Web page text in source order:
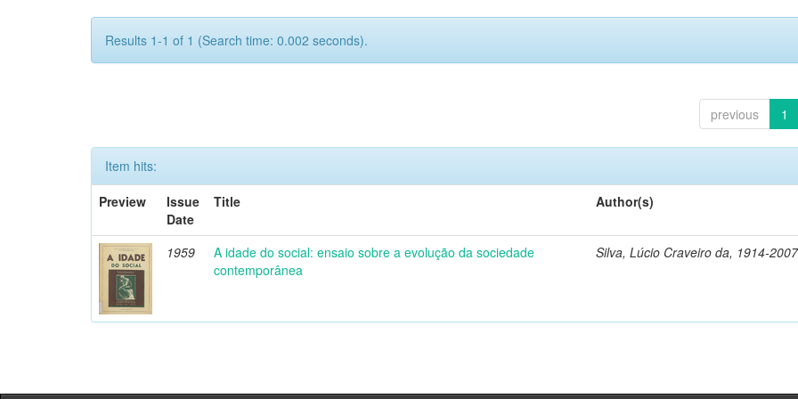
Results 1-1 of 1 (Search time: 0.002 seconds).
previous 1
Item hits:
Preview
Issue
Date
Title Author(s)
1959
A idade do social: ensaio sobre a evolução da sociedade
contemporânea
Silva, Lúcio Craveiro da, 1914-